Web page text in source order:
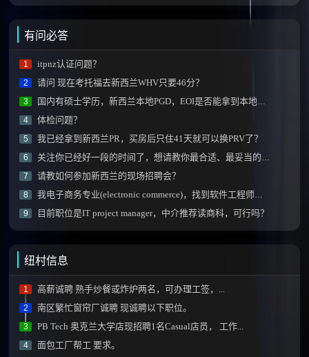
有问必答
1 itpnz认证问题？
2 请问 现在考托福去新西兰WHV只要46分？
3 国内有硕士学历，新西兰本地PGD，EOI是否能拿到本地学历额外加分？
4 体检问题？
5 我已经拿到新西兰PR，买房后只住41天就可以换PRV了？
6 关注你已经好一段的时间了，想请教你最合适、最妥当的移民方式！！
7 请教如何参加新西兰的现场招聘会？
8 我电子商务专业(electronic commerce)，找到软件工程师工作后技能加分项会有阻碍不？
9 目前职位是IT project manager，中介推荐读商科，可行吗？
纽村信息
1 高薪诚聘 熟手炒餐或炸炉两名，可办理工签，...
2 南区繁忙窗帘厂诚聘 现诚聘以下职位。
3 PB Tech 奥克兰大学店现招聘1名Casual店员， 工作...
4 面包工厂帮工 要求。